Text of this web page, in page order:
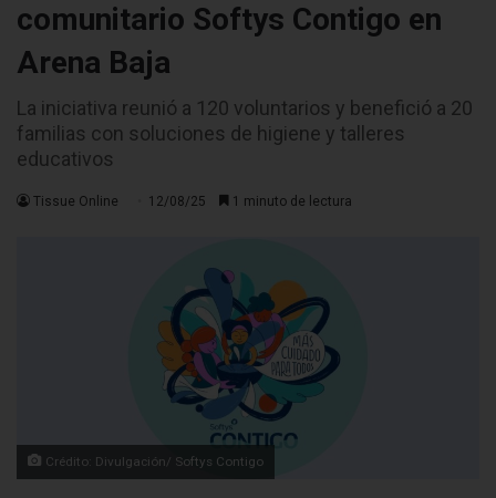
comunitario Softys Contigo en
Arena Baja
La iniciativa reunió a 120 voluntarios y benefició a 20
familias con soluciones de higiene y talleres
educativos
Tissue Online 12/08/25 1 minuto de lectura
Crédito: Divulgación/ Softys Contigo